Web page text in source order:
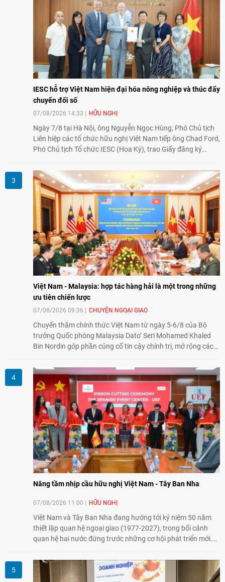
cường sự hiểu biết và hợp tác giữa nhân dân hai nước.
IESC hỗ trợ Việt Nam hiện đại hóa nông nghiệp và thúc đẩy
chuyển đổi số
07/08/2026 14:33 HỮU NGHỊ
Ngày 7/8 tại Hà Nội, ông Nguyễn Ngọc Hùng, Phó Chủ tịch
Liên hiệp các tổ chức hữu nghị Việt Nam tiếp ông Chad Ford,
Phó Chủ tịch Tổ chức IESC (Hoa Kỳ), trao Giấy đăng ký
đổi về định hướng triển khai Dự án "Mở rộng Thương mại
Nông nghiệp và An toàn thực phẩm Hoa Kỳ - Việt Nam",
hướng tới thúc đẩy chuyển đổi số, hiện đại hóa nông nghiệp
và mở rộng hợp tác phát triển giữa hai nước.
Việt Nam - Malaysia: hợp tác hàng hải là một trong những
ưu tiên chiến lược
07/08/2026 09:36 CHUYỆN NGOẠI GIAO
Chuyến thăm chính thức Việt Nam từ ngày 5-6/8 của Bộ
trưởng Quốc phòng Malaysia Dato’ Seri Mohamed Khaled
Bin Nordin góp phần củng cố tin cậy chính trị, mở rộng các
Malaysia theo hướng ngày càng thực chất.
Nâng tầm nhịp cầu hữu nghị Việt Nam - Tây Ban Nha
07/08/2026 11:00 HỮU NGHỊ
Việt Nam và Tây Ban Nha đang hướng tới kỷ niệm 50 năm
thiết lập quan hệ ngoại giao (1977-2027), trong bối cảnh
quan hệ hai nước đứng trước những cơ hội phát triển mới.
nhân dân có vai trò quan trọng trong việc củng cố nền tảng
xã hội, tăng cường hiểu biết, tin cậy và gắn bó giữa nhân